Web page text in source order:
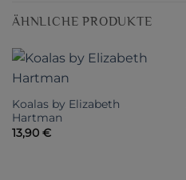
ÄHNLICHE PRODUKTE
Koalas by Elizabeth
Hartman
13,90 €